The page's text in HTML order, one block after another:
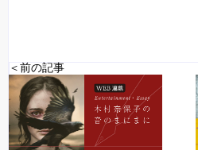
＜前の記事